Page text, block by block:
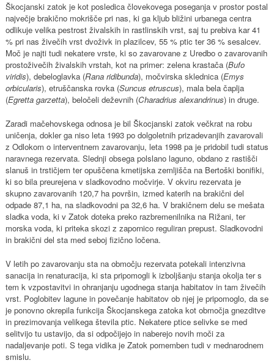
Škocjanski zatok je kot posledica človekovega poseganja v prostor postal
največje brakično mokrišče pri nas, ki ga kljub bližini urbanega centra
odlikuje velika pestrost živalskih in rastlinskih vrst, saj tu prebiva kar 41
% pri nas živečih vrst dvoživk in plazilcev, 55 % ptic ter 36 % sesalcev.
Moč je najti tudi nekatere vrste, ki so zavarovane z Uredbo o zavarovanih
prostoživečih živalskih vrstah, kot na primer: zelena krastača (Bufo
viridis), debeloglavka (Rana ridibunda), močvirska sklednica (Emys
orbicularis), etruščanska rovka (Suncus etruscus), mala bela čaplja
(Egretta garzetta), beločeli deževnih (Charadrius alexandrinus) in druge.
Zaradi mačehovskega odnosa je bil Škocjanski zatok večkrat na robu
uničenja, dokler ga niso leta 1993 po dolgoletnih prizadevanjih zavarovali
z Odlokom o interventnem zavarovanju, leta 1998 pa je pridobil tudi status
naravnega rezervata. Slednji obsega polslano laguno, obdano z rastišči
slanuš in trstičjem ter opuščena kmetijska zemljišča na Bertoški bonifiki,
ki so bila preurejena v sladkovodno močvirje. V okviru rezervata je
skupno zavarovanih 120,7 ha površin, izmed katerih na brakični del
odpade 87,1 ha, na sladkovodni pa 32,6 ha. V brakičnem delu se mešata
sladka voda, ki v Zatok doteka preko razbremenilnika na Rižani, ter
morska voda, ki priteka skozi z zapornico reguliran prepust. Sladkovodni
in brakični del sta med seboj fizično ločena.
V letih po zavarovanju sta na območju rezervata potekali intenzivna
sanacija in renaturacija, ki sta pripomogli k izboljšanju stanja okolja ter s
tem k vzpostavitvi in ohranjanju ugodnega stanja habitatov in tam živečih
vrst. Poglobitev lagune in povečanje habitatov ob njej je pripomoglo, da se
je ponovno okrepila funkcija Škocjanskega zatoka kot območja gnezditve
in prezimovanja velikega števila ptic. Nekatere ptice selivke se med
selitvijo tu ustavijo, da si odpočijejo in naberejo novih moči za
nadaljevanje poti. S tega vidika je Zatok pomemben tudi v mednarodnem
smislu.